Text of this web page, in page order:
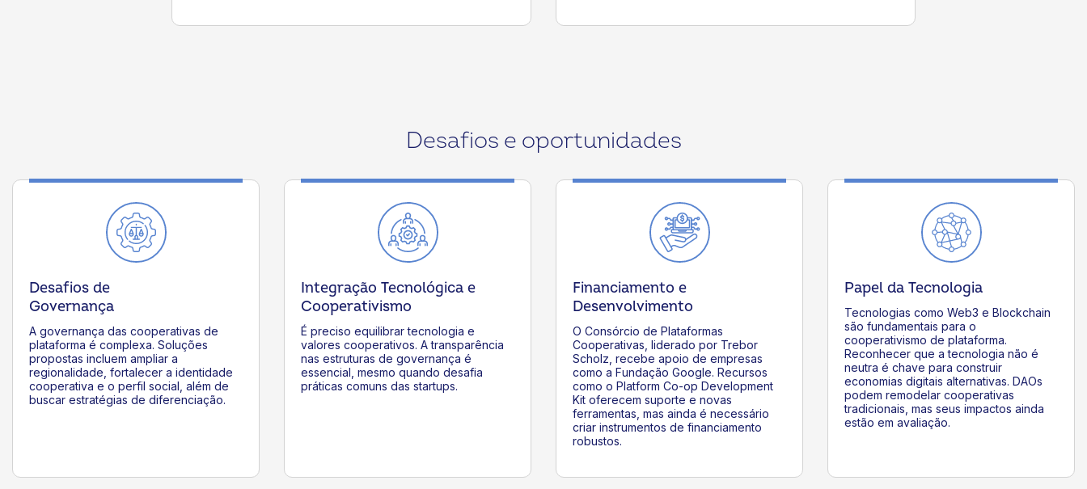
Desafios e oportunidades
Desafios de
Governança
A governança das cooperativas de
plataforma é complexa. Soluções
propostas incluem ampliar a
regionalidade, fortalecer a identidade
cooperativa e o perfil social, além de
buscar estratégias de diferenciação.
Integração Tecnológica e
Cooperativismo
É preciso equilibrar tecnologia e
valores cooperativos. A transparência
nas estruturas de governança é
essencial, mesmo quando desafia
práticas comuns das startups.
Financiamento e
Desenvolvimento
O Consórcio de Plataformas
Cooperativas, liderado por Trebor
Scholz, recebe apoio de empresas
como a Fundação Google. Recursos
como o Platform Co-op Development
Kit oferecem suporte e novas
ferramentas, mas ainda é necessário
criar instrumentos de financiamento
robustos.
Papel da Tecnologia
Tecnologias como Web3 e Blockchain
são fundamentais para o
cooperativismo de plataforma.
Reconhecer que a tecnologia não é
neutra é chave para construir
economias digitais alternativas. DAOs
podem remodelar cooperativas
tradicionais, mas seus impactos ainda
estão em avaliação.